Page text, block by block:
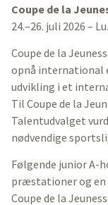
Coupe de la
24.–26. juli 2026 –
Coupe de la
opnå international
udvikling i et
Til Coupe de la
Talentudvalget
nødvendige
Følgende junior A-
præstationer og en
Coupe de la